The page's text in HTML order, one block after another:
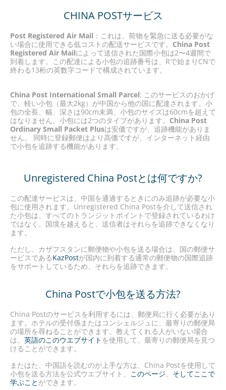
CHINA POSTサービス
Post Registered Air Mail ：これは、荷物を緊急に送る必要がな
い場合に使用できる低コストの配送サービスです。 China Post
Registered Air Mailによって送信された国際小包は2〜4週間で
到着します。この配達による小包の追跡番号は、Rで始まりCNで
終わる13桁の英数字コードで構成されています。
China Post International Small Parcel: このサービスのおかげ
で、軽い小包（最大2kg）が中国から他の国に配達されます。小
包の全長、幅、深さは90cm未満、小包のサイズは60cmを超えて
はなりません。小包には2つのタイプがあります。 China Post
Ordinary Small Packet Plusは安価ですが、追跡機能がありま
せん。 同時に登録郵便はより高価ですが、インターネット経由
で小包を追跡する機能があります。
Unregistered China Postとは何ですか?
この配達サービスは、中国を通過するときにのみ追跡が必要な小
包に使用されます。Unregistered China Postを介して送信され
た小包は、すべてのトランジットポイントで登録されているわけ
ではなく、国境を越えると、送信者はそれらを追跡できなくなり
ます。
ただし、カザフスタンに郵便物や小包を送る場合は、国の郵便サ
ービスであるKazPostが国内に到着する通常の郵便物の国際追跡
をサポートしているため、それらを追跡できます。
China Postで小包を送る方法?
China Postのサービスを利用するには、郵便局に行く必要があり
ます。ホテルの受付係またはコンシェルジュに、最寄りの郵便局
の場所を尋ねることができます。教えてくれる人がいない場合
は、 英語のこのウエブサイト を使用して、最寄りの郵便局を見つ
けることができます。
またはた、中国語を読むのが上手な方は、China Postを使用して
小包を送る方法を公式ウエブサイト、 このページ、 そしてここで
学ぶこと ができます。